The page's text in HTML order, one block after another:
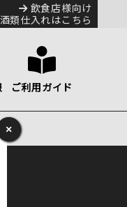
飲食店様向け
酒類仕入れはこちら
ご利用ガイド
×